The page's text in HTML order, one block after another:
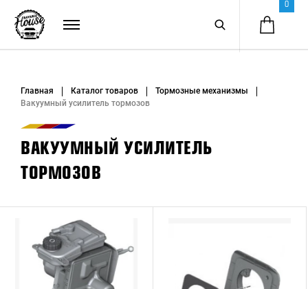
0
Главная Каталог товаров
Тормозные механизмы
Вакуумный усилитель тормозов
ВАКУУМНЫЙ УСИЛИТЕЛЬ
ТОРМОЗОВ